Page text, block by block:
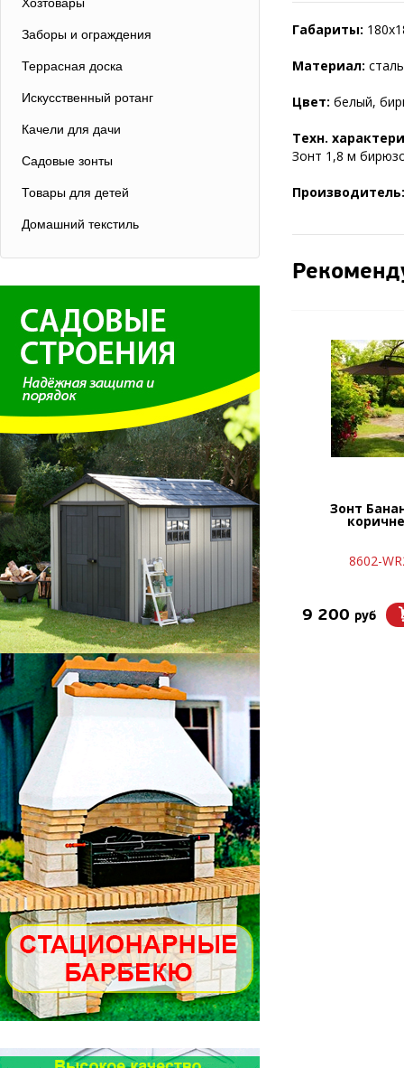
Заборы и ограждения
Террасная доска
Искусственный ротанг
Качели для дачи
Садовые зонты
Товары для детей
Домашний текстиль
Габариты:
Материал:
Цвет: белый,
Техн.
Зонт 1,8 м
Производитель:
Зонт
8602-
9 200 руб